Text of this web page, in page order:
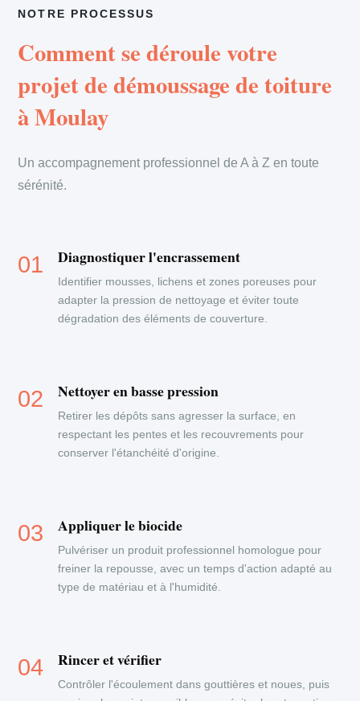
NOTRE PROCESSUS
Comment se déroule votre
projet de démoussage de toiture
à Moulay
Un accompagnement professionnel de A à Z en toute
sérénité.
Diagnostiquer l'encrassement
Identifier mousses, lichens et zones poreuses pour
adapter la pression de nettoyage et éviter toute
dégradation des éléments de couverture.
Nettoyer en basse pression
Retirer les dépôts sans agresser la surface, en
respectant les pentes et les recouvrements pour
conserver l'étanchéité d'origine.
Appliquer le biocide
Pulvériser un produit professionnel homologue pour
freiner la repousse, avec un temps d'action adapté au
type de matériau et à l'humidité.
Rincer et vérifier
Contrôler l'écoulement dans gouttières et noues, puis